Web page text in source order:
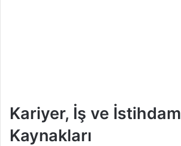
Kariyer, İş ve İstihdam
Kaynakları